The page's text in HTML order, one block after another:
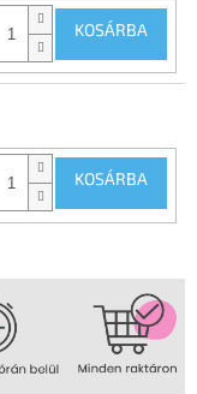
KOSÁRBA
KOSÁRBA